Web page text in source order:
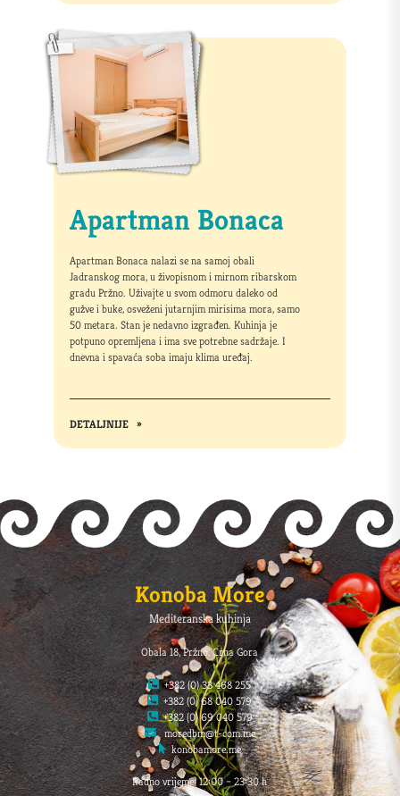
Apartman Bonaca
Apartman Bonaca nalazi se na samoj obali
Jadranskog mora, u živopisnom i mirnom ribarskom
gradu Pržno. Uživajte u svom odmoru daleko od
gužve i buke, osveženi jutarnjim mirisima mora, samo
50 metara. Stan je nedavno izgrađen. Kuhinja je
potpuno opremljena i ima sve potrebne sadržaje. I
dnevna i spavaća soba imaju klima uređaj.
DETALJNIJE »
Konoba More
Mediteranska kuhinja
Obala 18, Pržno, Crna Gora
+382 (0) 33 468 255
+382 (0) 68 040 579
+382 (0) 69 040 579
moredbm@t-com.me
konobamore.me
Radno vrijeme: 12:00 – 23:30 h